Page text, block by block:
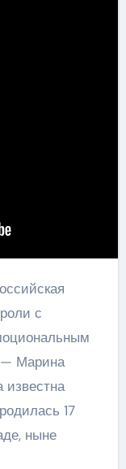
с
— Марина
17
ныне